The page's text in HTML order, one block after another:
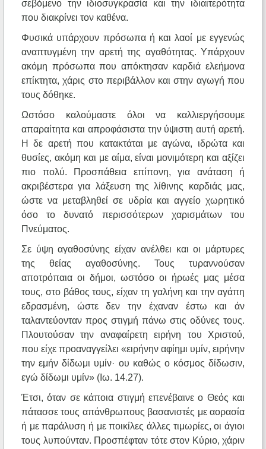
σεβόμενο την ιδιοσυγκρασία και την ιδιαιτερότητα
που διακρίνει τον καθένα.
Φυσικά υπάρχουν πρόσωπα ή και λαοί με εγγενώς
αναπτυγμένη την αρετή της αγαθότητας. Υπάρχουν
ακόμη πρόσωπα που απόκτησαν καρδιά ελεήμονα
επίκτητα, χάρις στο περιβάλλον και στην αγωγή που
τους δόθηκε.
Ωστόσο καλούμαστε όλοι να καλλιεργήσουμε
απαραίτητα και απροφάσιστα την ύψιστη αυτή αρετή.
Η δε αρετή που κατακτάται με αγώνα, ιδρώτα και
θυσίες, ακόμη και με αίμα, είναι μονιμότερη και αξίζει
πιο πολύ. Προσπάθεια επίπονη, για ανάταση ή
ακριβέστερα για λάξευση της λίθινης καρδιάς μας,
ώστε να μεταβληθεί σε υδρία και αγγείο χωρητικό
όσο το δυνατό περισσότερων χαρισμάτων του
Πνεύματος.
Σε ύψη αγαθοσύνης είχαν ανέλθει και οι μάρτυρες
της θείας αγαθοσύνης. Τους τυραννούσαν
αποτρόπαια οι δήμοι, ωστόσο οι ήρωές μας μέσα
τους, στο βάθος τους, είχαν τη γαλήνη και την αγάπη
εδρασμένη, ώστε δεν την έχαναν έστω και άν
ταλαντεύονταν προς στιγμή πάνω στις οδύνες τους.
Πλουτούσαν την αναφαίρετη ειρήνη του Χριστού,
που είχε προαναγγείλει «ειρήνην αφίημι υμίν, ειρήνην
την εμήν δίδωμι υμίν· ου καθώς ο κόσμος δίδωσιν,
εγώ δίδωμι υμίν» (Ιω. 14.27).
Έτσι, όταν σε κάποια στιγμή επενέβαινε ο Θεός και
πάτασσε τους απάνθρωπους βασανιστές με αορασία
ή με παράλυση ή με ποικίλες άλλες τιμωρίες, οι άγιοι
τους λυπούνταν. Προσπέφταν τότε στον Κύριο, χάριν